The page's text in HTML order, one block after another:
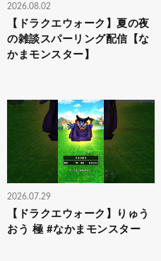
2026.08.02
【ドラクエウォーク】夏の夜
の雑談スパーリング配信【な
かまモンスター】
2026.07.29
【ドラクエウォーク】りゅう
おう 極 #なかまモンスター